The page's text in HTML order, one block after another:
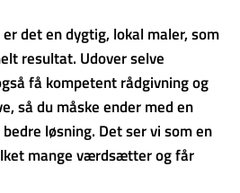
det en dygtig, lokal maler, som
resultat. Udover selve
få kompetent rådgivning og
så du måske ender med en
løsning. Det ser vi som en
mange værdsætter og får